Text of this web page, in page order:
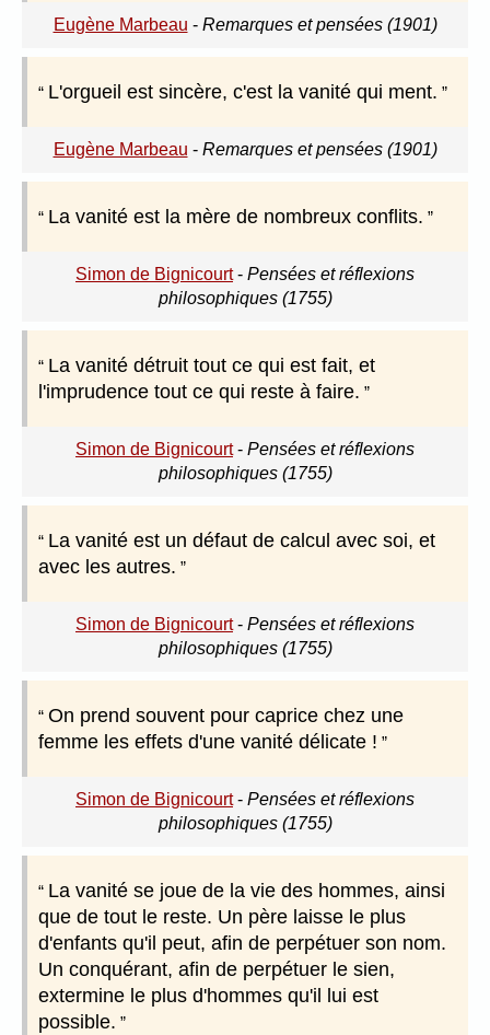
Eugène Marbeau - Remarques et pensées (1901)
L'orgueil est sincère, c'est la vanité qui ment.
Eugène Marbeau - Remarques et pensées (1901)
La vanité est la mère de nombreux conflits.
Simon de Bignicourt- Pensées et réflexions
philosophiques (1755)
La vanité détruit tout ce qui est fait, et
l'imprudence tout ce qui reste à faire.
Simon de Bignicourt- Pensées et réflexions
philosophiques (1755)
La vanité est un défaut de calcul avec soi, et
avec les autres.
Simon de Bignicourt- Pensées et réflexions
philosophiques (1755)
On prend souvent pour caprice chez une
femme les effets d'une vanité délicate !
Simon de Bignicourt- Pensées et réflexions
philosophiques (1755)
La vanité se joue de la vie des hommes, ainsi
que de tout le reste. Un père laisse le plus
d'enfants qu'il peut, afin de perpétuer son nom.
Un conquérant, afin de perpétuer le sien,
extermine le plus d'hommes qu'il lui est
possible.